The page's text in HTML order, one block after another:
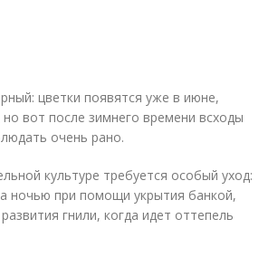
цветки появятся уже в июне,
но вот после зимнего времени всходы
очень рано.
культуре требуется особый уход:
ночью при помощи укрытия банкой,
гнили, когда идет оттепель